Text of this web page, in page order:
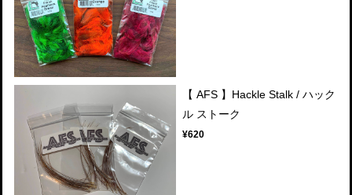
【 AFS 】Hackle Stalk / ハック
ル ストーク
¥620